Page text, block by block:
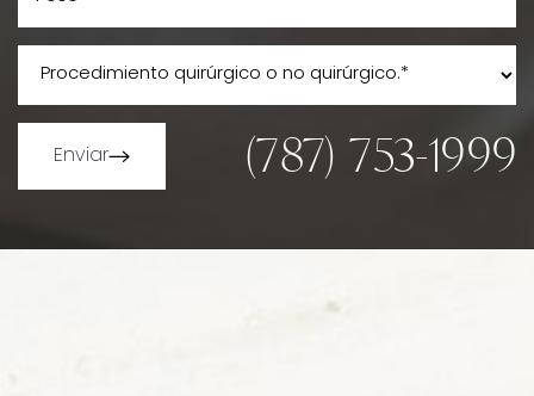
Enviar (787) 753-1999
Text Align